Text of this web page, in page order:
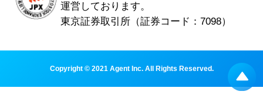
運営しております。
東京証券取引所（証券コード：7098）
Copyright © 2021 Agent Inc. All Rights Reserved.